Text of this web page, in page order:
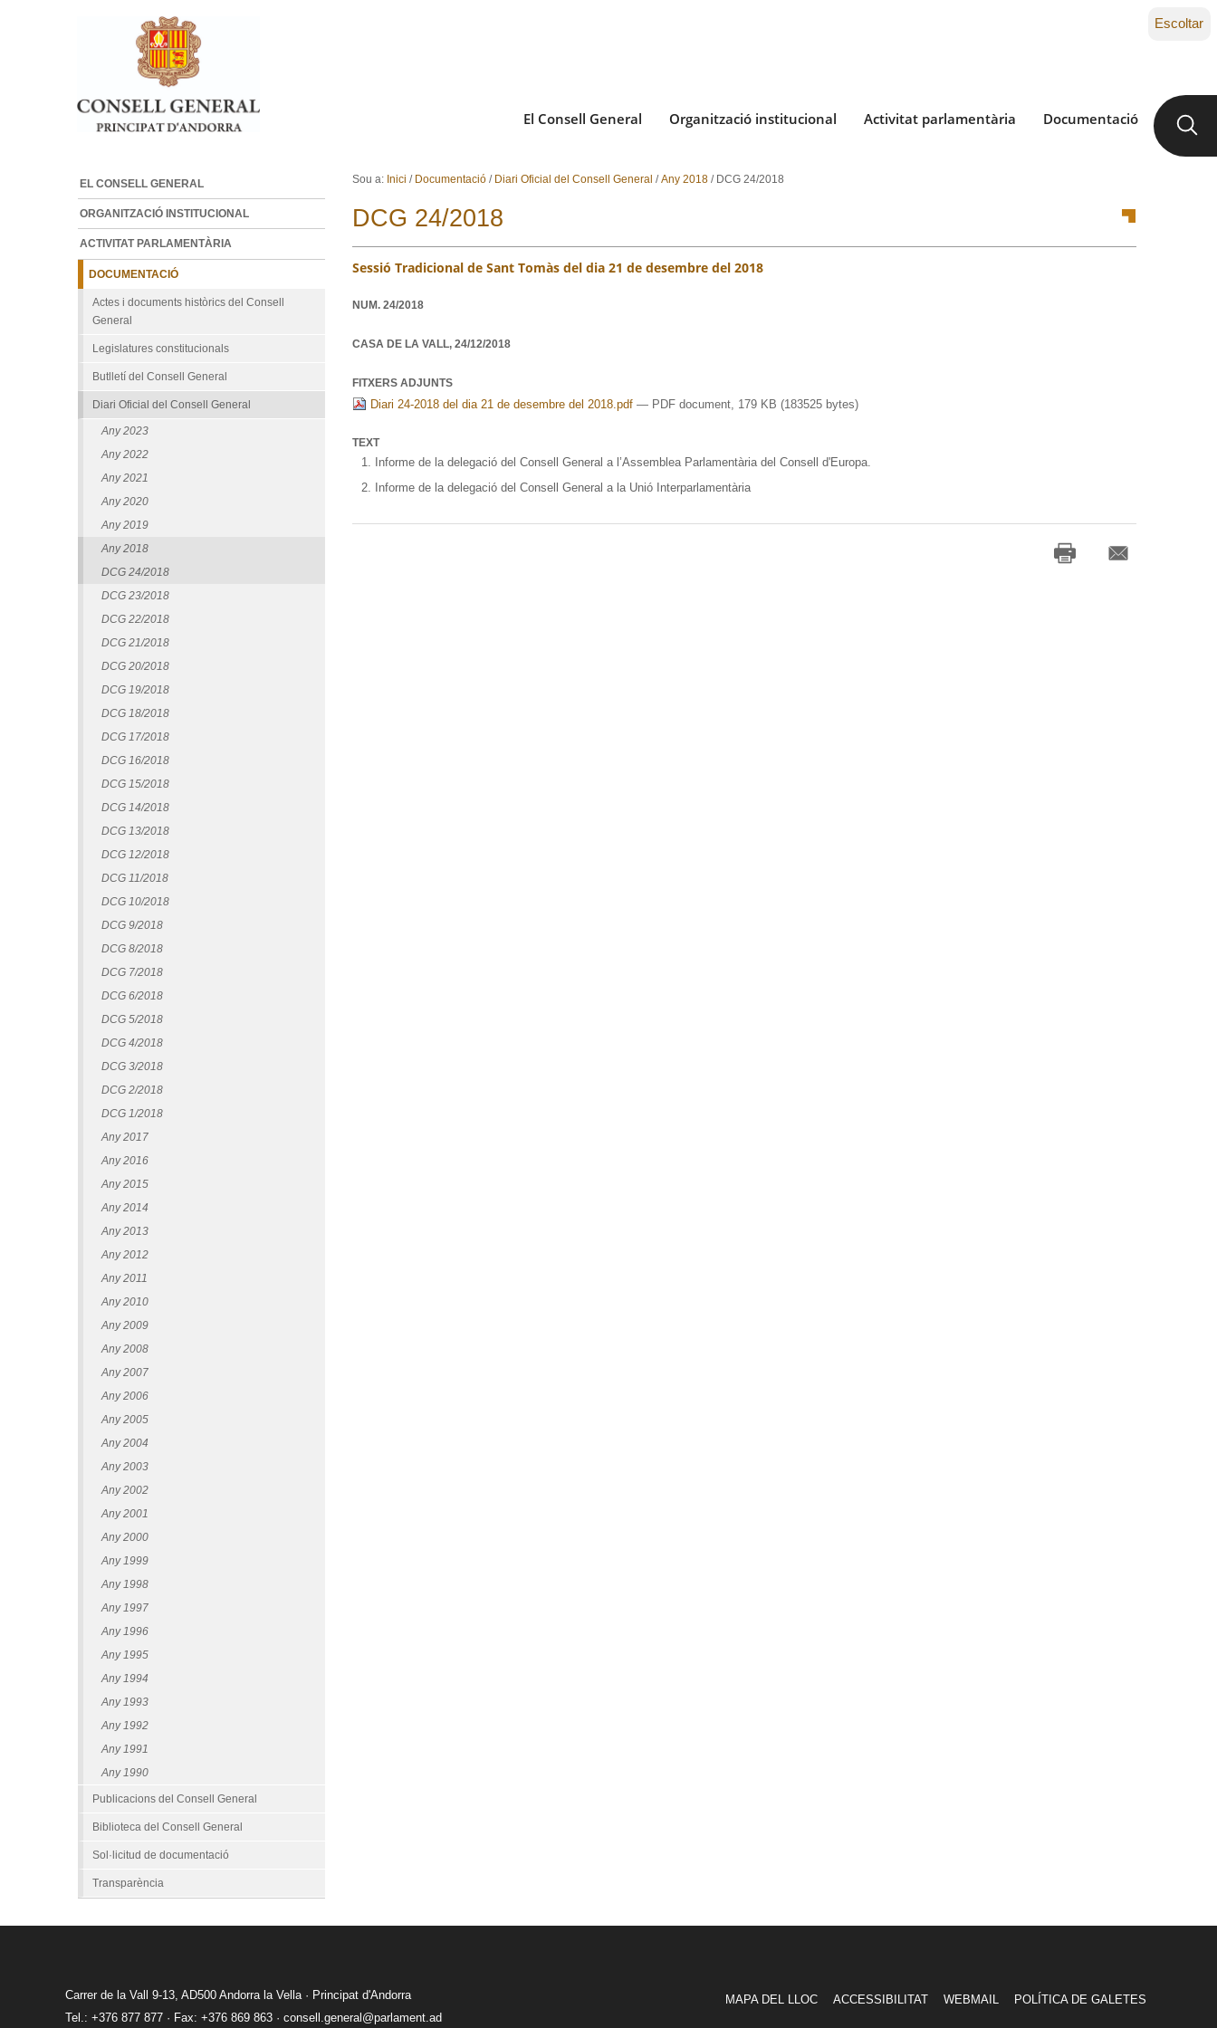
Ves al contingut.
Salta a la navegació
El Consell General Organització institucional Activitat parlamentària Documentació
Escoltar
Sou a: Inici / Documentació / Diari Oficial del Consell General /Any 2018 / DCG 24/2018
DCG 24/2018
Sessió Tradicional de Sant Tomàs del dia 21 de desembre del 2018
NUM. 24/2018
CASA DE LA VALL, 24/12/2018
FITXERS ADJUNTS
Diari 24-2018 del dia 21 de desembre del 2018.pdf — PDF document, 179 KB (183525 bytes)
TEXT
Informe de la delegació del Consell General a l’Assemblea Parlamentària del Consell d'Europa.
Informe de la delegació del Consell General a la Unió Interparlamentària
EL CONSELL GENERAL
ORGANITZACIÓ INSTITUCIONAL
ACTIVITAT PARLAMENTÀRIA
DOCUMENTACIÓ
Actes i documents històrics del Consell
General
Legislatures constitucionals
Butlletí del Consell General
Diari Oficial del Consell General
Any 2023
Any 2022
Any 2021
Any 2020
Any 2019
Any 2018
DCG 24/2018
DCG 23/2018
DCG 22/2018
DCG 21/2018
DCG 20/2018
DCG 19/2018
DCG 18/2018
DCG 17/2018
DCG 16/2018
DCG 15/2018
DCG 14/2018
DCG 13/2018
DCG 12/2018
DCG 11/2018
DCG 10/2018
DCG 9/2018
DCG 8/2018
DCG 7/2018
DCG 6/2018
DCG 5/2018
DCG 4/2018
DCG 3/2018
DCG 2/2018
DCG 1/2018
Any 2017
Any 2016
Any 2015
Any 2014
Any 2013
Any 2012
Any 2011
Any 2010
Any 2009
Any 2008
Any 2007
Any 2006
Any 2005
Any 2004
Any 2003
Any 2002
Any 2001
Any 2000
Any 1999
Any 1998
Any 1997
Any 1996
Any 1995
Any 1994
Any 1993
Any 1992
Any 1991
Any 1990
Publicacions del Consell General
Biblioteca del Consell General
Sol·licitud de documentació
Transparència
Carrer de la Vall 9-13, AD500 Andorra la Vella · Principat d'Andorra
Tel.: +376 877 877 · Fax: +376 869 863 · consell.general@parlament.ad
MAPA DEL LLOC ACCESSIBILITAT WEBMAIL POLÍTICA DE GALETES